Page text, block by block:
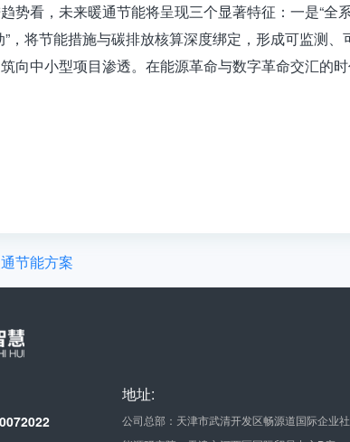
势看，未来暖通节能将呈现三个显著特征：一是“全
”，将节能措施与碳排放核算深度绑定，形成可监测
向中小型项目渗透。在能源革命与数字革命交汇的
节能方案
地址:
公司总部：天津市武清开发区畅源道国际企业